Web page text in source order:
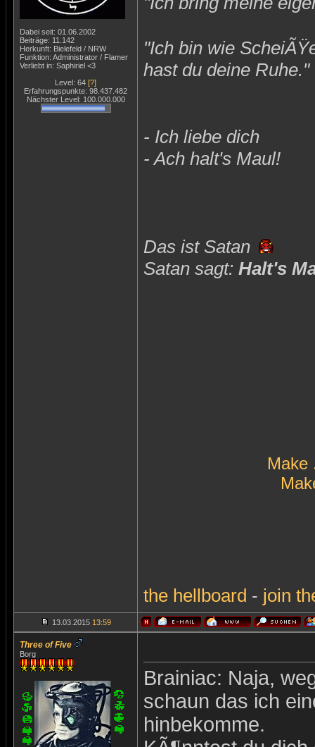
Dabei seit: 01.06.2002
Beiträge: 11.142
Herkunft: Bielefeld / NRW
Funktion: Administrator / Flamer
Verliebt in: Saphiriel <3
Level: 64 [?]
Erfahrungspunkte: 98.437.482
Nächster Level: 100.000.000
"Ich bin wie
hast du deine
- Ich liebe dich
- Ach halt's Maul!
Das ist Satan
Satan sagt: Halt's
Make
the hellboard - join
13.03.2015 13:59
Three of Five
Borg
Brainiac: Naja,
schaun das ich
hinbekomme.